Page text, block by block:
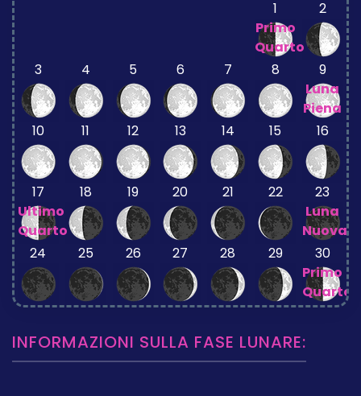
1
Primo
Quarto
2
3 4 5 6 7 8
9
Luna
Piena
10
11 12 13 14 15 16
17
Ultimo
Quarto
18 19 20 21 22
23
Luna
Nuova
24
25 26 27 28 29
30
Primo
Quarto
INFORMAZIONI SULLA FASE LUNARE: